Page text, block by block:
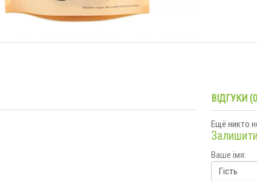
ВІДГУКИ
Ещё никто
Ваше імя: